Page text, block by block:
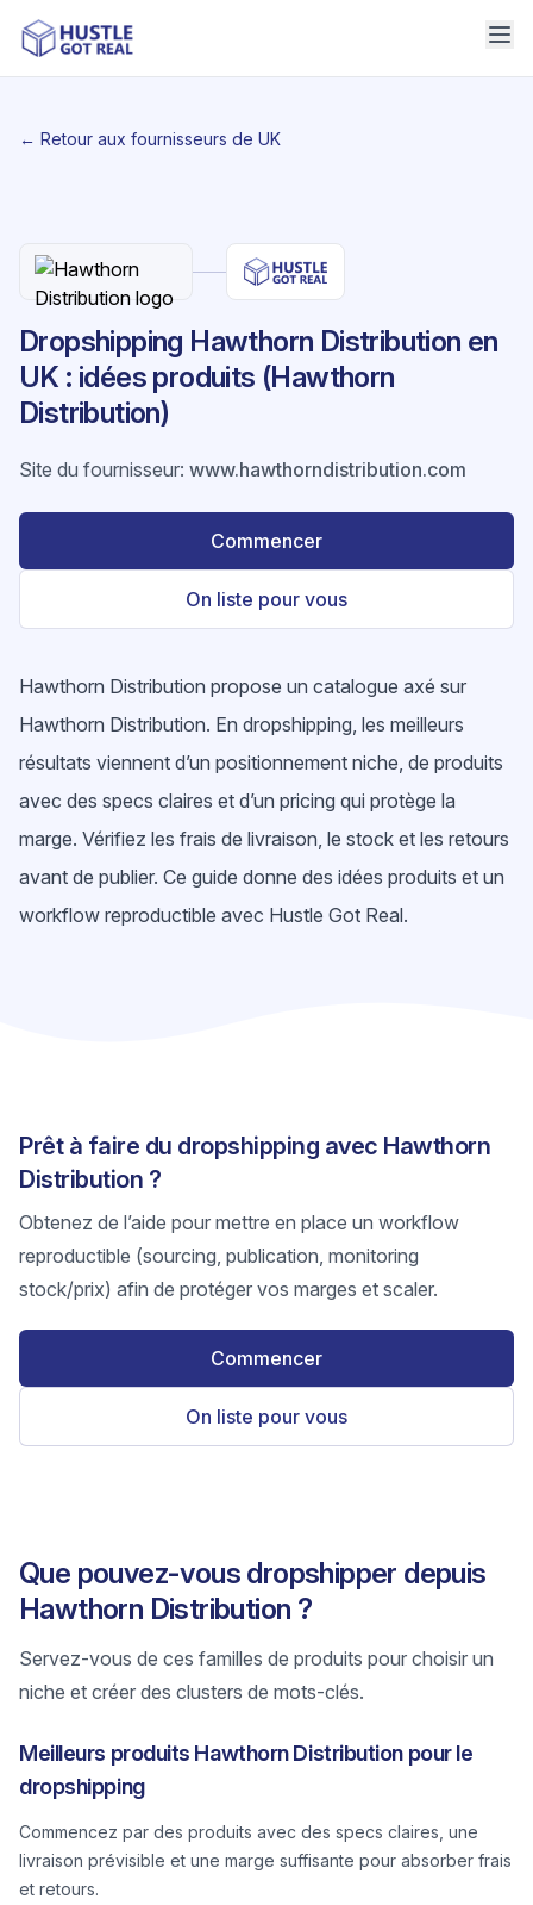
← Retour aux fournisseurs de UK
Dropshipping Hawthorn Distribution en
UK : idées produits (Hawthorn
Distribution)
Site du fournisseur: www.hawthorndistribution.com
Commencer
On liste pour vous
Hawthorn Distribution propose un catalogue axé sur
Hawthorn Distribution. En dropshipping, les meilleurs
résultats viennent d’un positionnement niche, de produits
avec des specs claires et d’un pricing qui protège la
marge. Vérifiez les frais de livraison, le stock et les retours
avant de publier. Ce guide donne des idées produits et un
workflow reproductible avec Hustle Got Real.
Prêt à faire du dropshipping avec Hawthorn
Distribution ?
Obtenez de l’aide pour mettre en place un workflow
reproductible (sourcing, publication, monitoring
stock/prix) afin de protéger vos marges et scaler.
Commencer
On liste pour vous
Que pouvez-vous dropshipper depuis
Hawthorn Distribution ?
Servez-vous de ces familles de produits pour choisir un
niche et créer des clusters de mots-clés.
Meilleurs produits Hawthorn Distribution pour le
dropshipping
Commencez par des produits avec des specs claires, une
livraison prévisible et une marge suffisante pour absorber frais
et retours.